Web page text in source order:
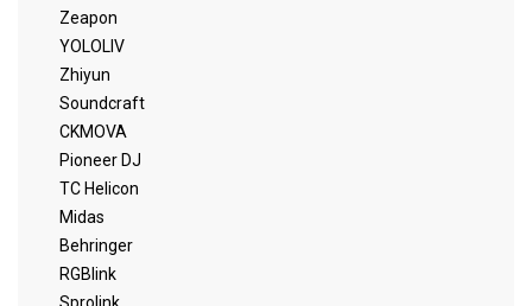
Zeapon
YOLOLIV
Zhiyun
Soundcraft
CKMOVA
Pioneer DJ
TC Helicon
Midas
Behringer
RGBlink
Sprolink